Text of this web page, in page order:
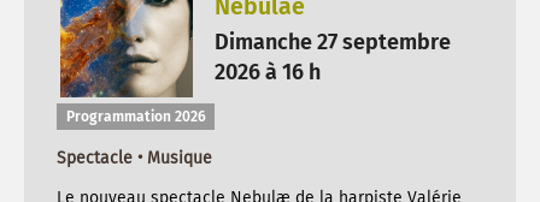
Nebulae
Dimanche 27 septembre
2026 à 16 h
Programmation 2026
Spectacle • Musique
Le nouveau spectacle Nebulæ de la harpiste Valérie